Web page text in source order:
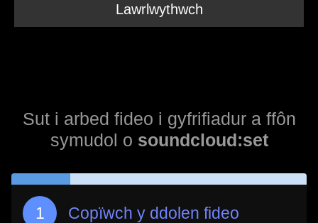
Lawrlwythwch
Sut i arbed fideo i gyfrifiadur a ffôn
symudol o soundcloud:set
Copïwch y ddolen fideo